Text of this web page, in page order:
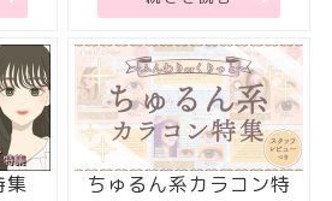
集
ちゅるん系カラコン特